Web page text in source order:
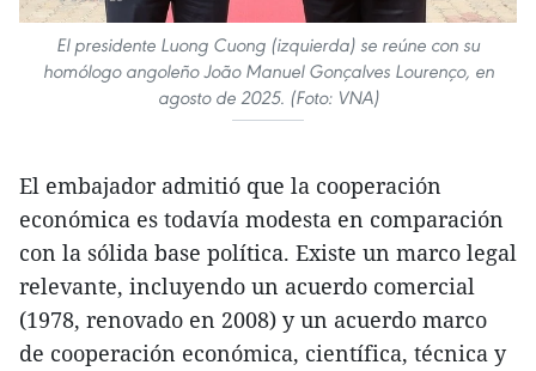
El presidente Luong Cuong (izquierda) se reúne con su
homólogo angoleño João Manuel Gonçalves Lourenço, en
agosto de 2025. (Foto: VNA)
El embajador admitió que la cooperación
económica es todavía modesta en comparación
con la sólida base política. Existe un marco legal
relevante, incluyendo un acuerdo comercial
(1978, renovado en 2008) y un acuerdo marco
de cooperación económica, científica, técnica y